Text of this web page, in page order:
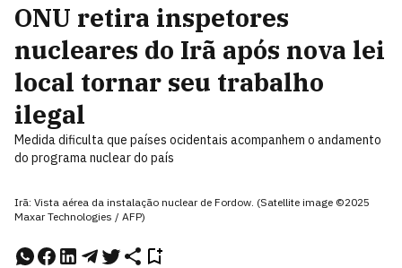
ONU retira inspetores
nucleares do Irã após nova lei
local tornar seu trabalho
ilegal
Medida dificulta que países ocidentais acompanhem o andamento
do programa nuclear do país
Irã: Vista aérea da instalação nuclear de Fordow. (Satellite image ©2025
Maxar Technologies / AFP)